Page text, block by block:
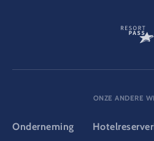
ONZE ANDERE
Onderneming